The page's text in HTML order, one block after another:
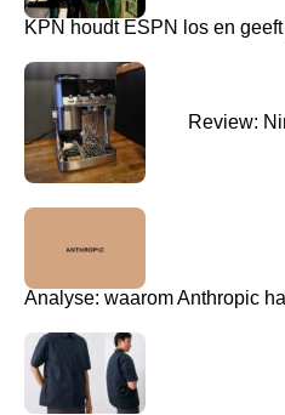
KPN houdt ESPN los en
Review:
Analyse: waarom Anthropic